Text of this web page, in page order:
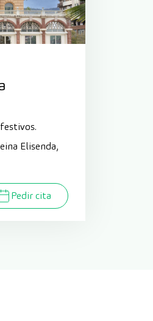
Elisenda,
Pedir cita